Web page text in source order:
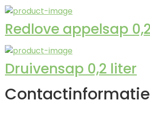
Redlove appelsap
Druivensap 0,2 liter
Contactinformatie